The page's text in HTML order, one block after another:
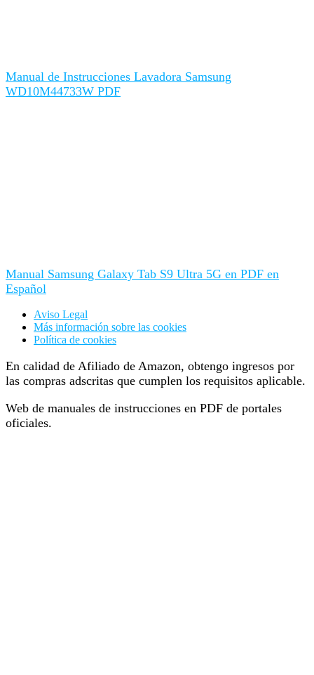
Manual de Instrucciones Lavadora Samsung
WD10M44733W PDF
Manual Samsung Galaxy Tab S9 Ultra 5G en PDF en
Español
Aviso Legal
Más información sobre las cookies
Política de cookies
En calidad de Afiliado de Amazon, obtengo ingresos por
las compras adscritas que cumplen los requisitos aplicable.
Web de manuales de instrucciones en PDF de portales
oficiales.